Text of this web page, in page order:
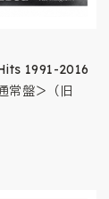
1991-2016
常盤＞（旧